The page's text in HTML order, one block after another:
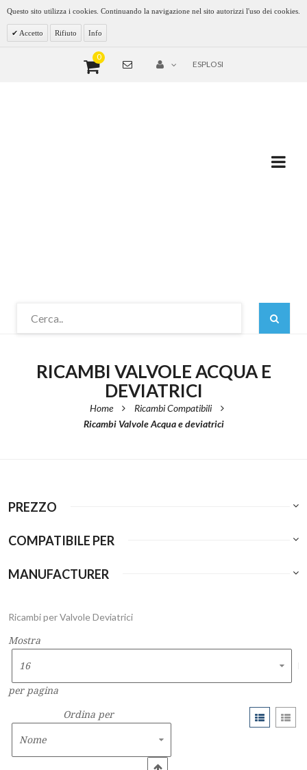
Questo sito utilizza i cookies. Continuando la navigazione nel sito autorizzi l'uso dei cookies.
Accetto Rifiuto Info
0
ESPLOSI
RICAMBI VALVOLE ACQUA E
DEVIATRICI
Home
Ricambi Compatibili
Ricambi Valvole Acqua e deviatrici
PREZZO
COMPATIBILE PER
MANUFACTURER
Ricambi per Valvole Deviatrici
Mostra
per pagina
Ordina per